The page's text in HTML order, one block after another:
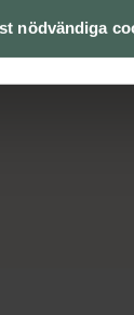
nödvändiga
prata med